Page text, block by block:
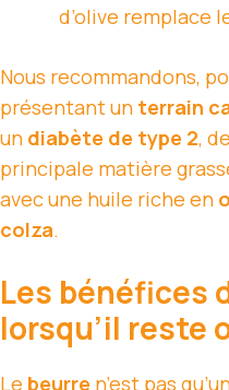
d’olive remplace
Nous recommandons,
présentant un terrain
un diabète de type 2,
principale matière
avec une huile riche en
colza.
Les bénéfices
lorsqu’il reste
Le beurre n’est pas